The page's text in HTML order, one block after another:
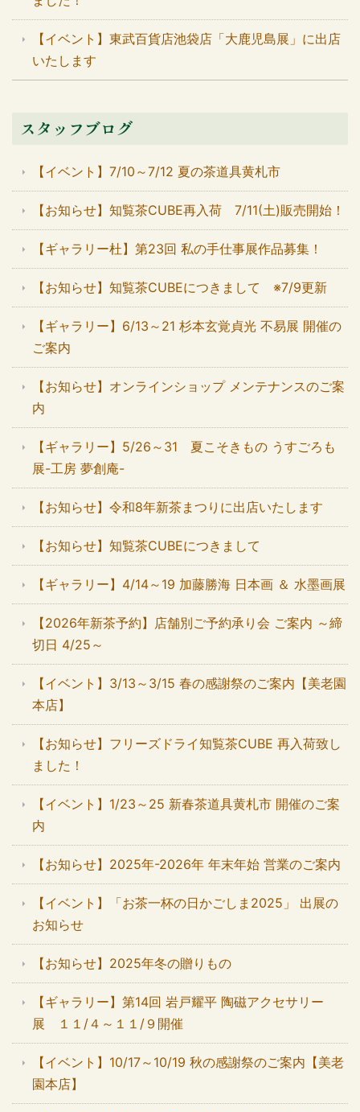
【イベント】東武百貨店池袋店「大鹿児島展」に出店
いたします
スタッフブログ
【イベント】7/10～7/12 夏の茶道具黄札市
【お知らせ】知覧茶CUBE再入荷 7/11(土)販売開始！
【ギャラリー杜】第23回 私の手仕事展作品募集！
【お知らせ】知覧茶CUBEにつきまして ※7/9更新
【ギャラリー】6/13～21 杉本玄覚貞光 不易展 開催の
ご案内
【お知らせ】オンラインショップ メンテナンスのご案
内
【ギャラリー】5/26～31 夏こそきもの うすごろも
展-工房 夢創庵-
【お知らせ】令和8年新茶まつりに出店いたします
【お知らせ】知覧茶CUBEにつきまして
【ギャラリー】4/14～19 加藤勝海 日本画 ＆ 水墨画展
【2026年新茶予約】店舗別ご予約承り会 ご案内 ～締
切日 4/25～
【イベント】3/13～3/15 春の感謝祭のご案内【美老園
本店】
【お知らせ】フリーズドライ知覧茶CUBE 再入荷致し
ました！
【イベント】1/23～25 新春茶道具黄札市 開催のご案
内
【お知らせ】2025年-2026年 年末年始 営業のご案内
【イベント】「お茶一杯の日かごしま2025」 出展の
お知らせ
【お知らせ】2025年冬の贈りもの
【ギャラリー】第14回 岩戸耀平 陶磁アクセサリー
展 １１/４～１１/９開催
【イベント】10/17～10/19 秋の感謝祭のご案内【美老
園本店】